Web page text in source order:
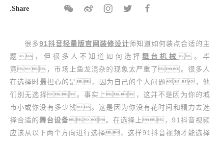
.Share
很多91抖音轻量版官网装修设计师知道如何装点合适的主
题，但很多人不知道如何选择舞台机械 。毕
竟，市场上鱼龙混杂的现象太严重了。很多人
在选择时最担心的是，因为自己的个人问题，他
们别无选择。事实上，这并不是因为你的城
市小或你没有多少钱。这是因为你没有花时间和精力去选
择合适的舞台设备。在选择上，91抖音视频
应该从以下两个方向进行选择，这样91抖音视频才能选择